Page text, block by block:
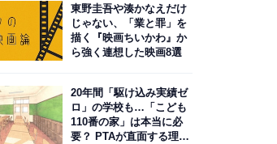
東野圭吾や湊かなえだけ
じゃない、「業と罪」を
描く『映画ちいかわ』か
ら強く連想した映画8選
20年間「駆け込み実績ゼ
ロ」の学校も…「こども
110番の家」は本当に必
要？ PTAが直面する理想